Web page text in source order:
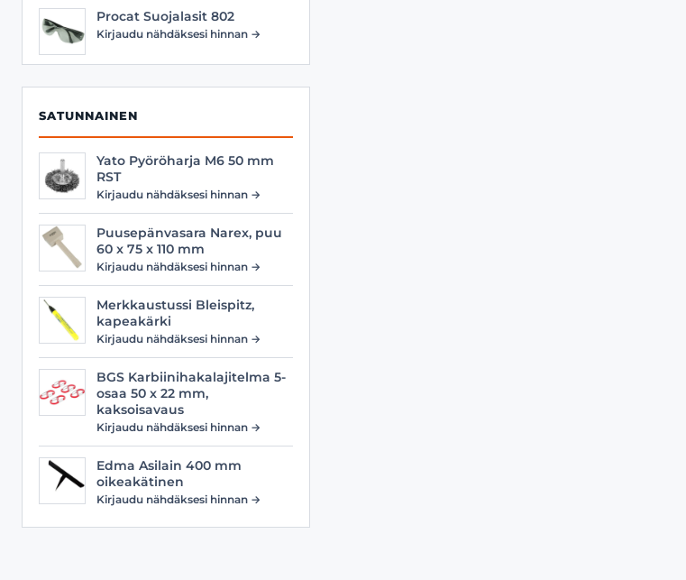
Procat Suojalasit 802
Kirjaudu nähdäksesi hinnan →
SATUNNAINEN
Yato Pyöröharja M6 50 mm
RST
Kirjaudu nähdäksesi hinnan →
Puusepänvasara Narex, puu
60 x 75 x 110 mm
Kirjaudu nähdäksesi hinnan →
Merkkaustussi Bleispitz,
kapeakärki
Kirjaudu nähdäksesi hinnan →
BGS Karbiinihakalajitelma 5-
osaa 50 x 22 mm,
kaksoisavaus
Kirjaudu nähdäksesi hinnan →
Edma Asilain 400 mm
oikeakätinen
Kirjaudu nähdäksesi hinnan →